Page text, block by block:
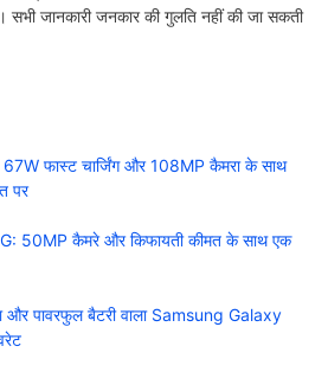
जानकारी जनकार की गुलति नहीं की जा सकती
फास्ट चार्जिंग और 108MP कैमरा के साथ
पर
50MP कैमरे और किफायती कीमत के साथ एक
पावरफुल बैटरी वाला Samsung Galaxy